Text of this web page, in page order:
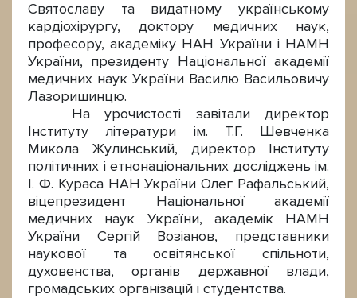
Святославу та видатному українському
кардіохірургу, доктору медичних наук,
професору, академіку НАН України і НАМН
України, президенту Національної академії
медичних наук України Василю Васильовичу
Лазоришинцю.
На урочистості завітали директор
Інституту літератури ім. Т.Г. Шевченка
Микола Жулинський, директор Інституту
політичних і етнонаціональних досліджень ім.
І. Ф. Кураса НАН України Олег Рафальський,
віцепрезидент Національної академії
медичних наук України, академік НАМН
України Сергій Возіанов, представники
наукової та освітянської спільноти,
духовенства, органів державної влади,
громадських організацій і студентства.